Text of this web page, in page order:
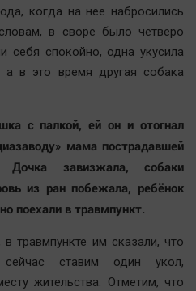
когда на нее набросились
в своре было четверо
себя спокойно, одна укусила
а в это время другая собака
с палкой, ей он и отогнал
мама пострадавшей
завизжала, собаки
из ран побежала, ребёнок
поехали в травмпункт.
травмпункте им сказали, что
сейчас ставим один укол,
жительства. Отметим, что